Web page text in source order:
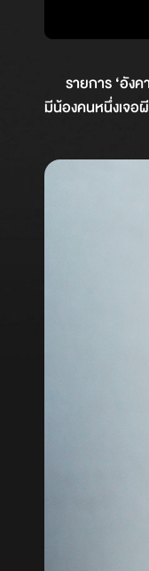
รายการ ‘อังค
มีน้องคนหนึ่งเจอ